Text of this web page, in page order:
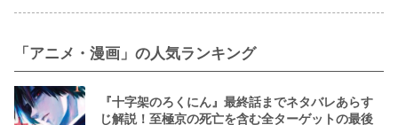
「アニメ・漫画」の人気ランキング
『十字架のろくにん』最終話までネタバレあらす
じ解説！至極京の死亡を含む全ターゲットの最後